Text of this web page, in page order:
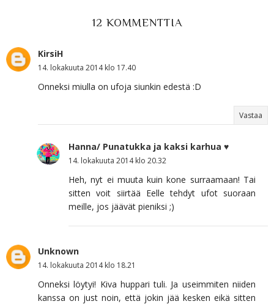
12 KOMMENTTIA
KirsiH
14. lokakuuta 2014 klo 17.40
Onneksi miulla on ufoja siunkin edestä :D
Vastaa
Hanna/ Punatukka ja kaksi karhua ♥
14. lokakuuta 2014 klo 20.32
Heh, nyt ei muuta kuin kone surraamaan! Tai
sitten voit siirtää Eelle tehdyt ufot suoraan
meille, jos jäävät pieniksi ;)
Unknown
14. lokakuuta 2014 klo 18.21
Onneksi löytyi! Kiva huppari tuli. Ja useimmiten niiden
kanssa on just noin, että jokin jää kesken eikä sitten